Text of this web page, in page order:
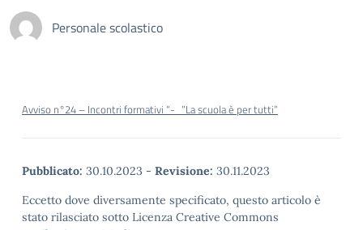
Personale scolastico
Avviso n°24 – Incontri formativi “-_”La scuola è per tutti”
Pubblicato: 30.10.2023 - Revisione: 30.11.2023
Eccetto dove diversamente specificato, questo articolo è
stato rilasciato sotto Licenza Creative Commons